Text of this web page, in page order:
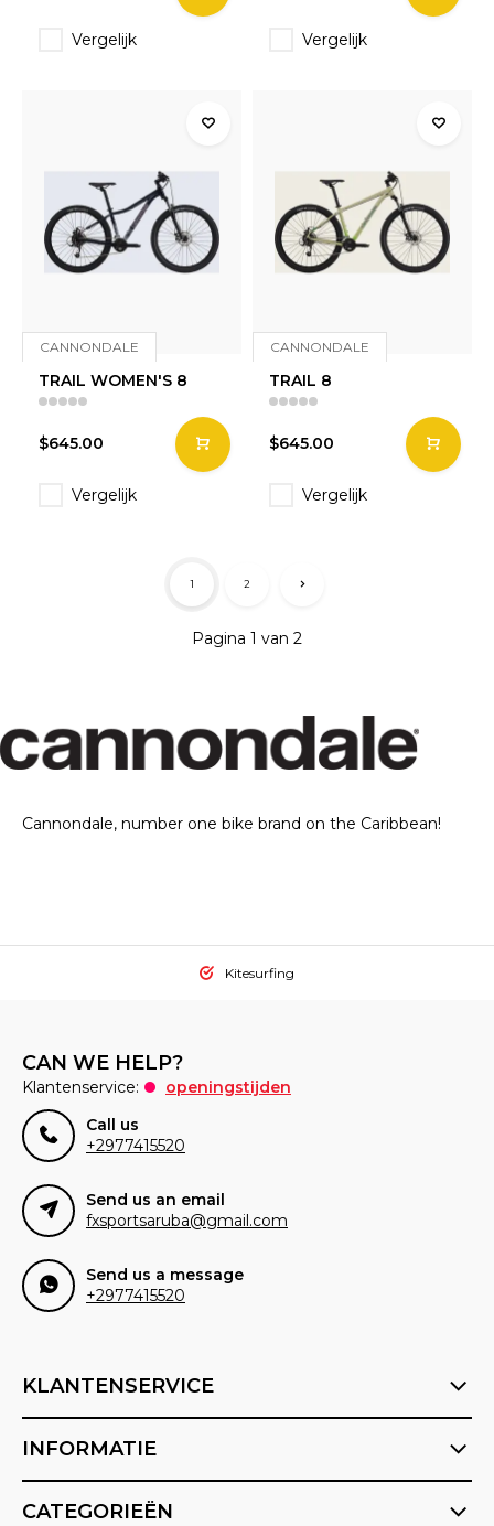
Vergelijk Vergelijk
CANNONDALE
TRAIL WOMEN'S 8
$645.00
Vergelijk
CANNONDALE
TRAIL 8
$645.00
Vergelijk
Pagina 1 van 2
1 2
Cannondale, number one bike brand on the Caribbean!
Kitesurfing
CAN WE HELP?
Klantenservice:
openingstijden
Call us
+2977415520
Send us an email
fxsportsaruba@gmail.com
Send us a message
+2977415520
KLANTENSERVICE
INFORMATIE
CATEGORIEËN